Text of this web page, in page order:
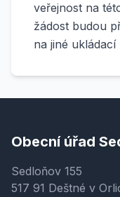
veřejnost na
žádost budou
na jiné
Obecní úřad
Sedloňov 155
517 91 Deštné v